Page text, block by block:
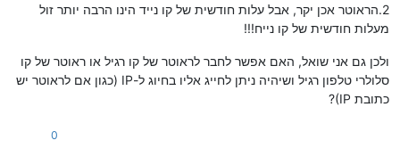
2.הראוטר אכן יקר, אבל עלות חודשית של קו נייד הינו הרבה יותר זול
מעלות חודשית של קו נייח!!!
ולכן גם אני שואל, האם אפשר לחבר לראוטר של קו רגיל או ראוטר של קו
סלולרי טלפון רגיל ושיהיה ניתן לחייג אליו בחיוג ל-IP (כגון אם לראוטר יש
כתובת IP)?
0